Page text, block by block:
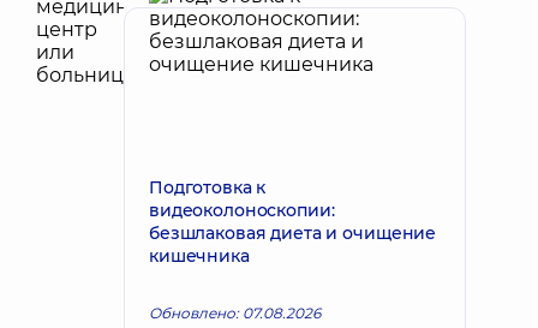
Подготовка к
видеоколоноскопии:
безшлаковая диета и очищение
кишечника
Обновлено: 07.08.2026